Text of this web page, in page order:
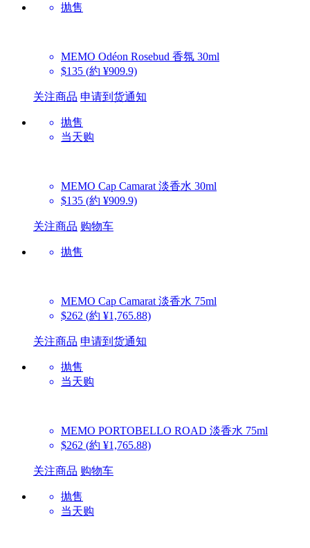
抛售
MEMO Odéon Rosebud 香氛 30ml
$135 (約 ¥909.9)
关注商品 申请到货通知
抛售
当天购
MEMO Cap Camarat 淡香水 30ml
$135 (約 ¥909.9)
关注商品 购物车
抛售
MEMO Cap Camarat 淡香水 75ml
$262 (約 ¥1,765.88)
关注商品 申请到货通知
抛售
当天购
MEMO PORTOBELLO ROAD 淡香水 75ml
$262 (約 ¥1,765.88)
关注商品 购物车
抛售
当天购